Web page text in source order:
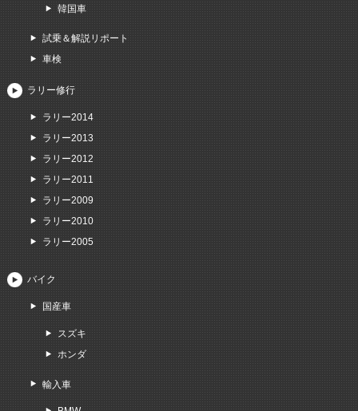
韓国車
試乗＆解説リポート
車検
ラリー修行
ラリー2014
ラリー2013
ラリー2012
ラリー2011
ラリー2009
ラリー2010
ラリー2005
バイク
国産車
スズキ
ホンダ
輸入車